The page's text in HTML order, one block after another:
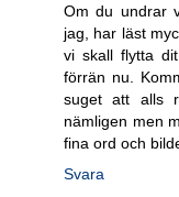
Om du undrar
jag, har läst
vi skall flytta
förrän nu.
suget att alls
nämligen men
fina ord och
Svara